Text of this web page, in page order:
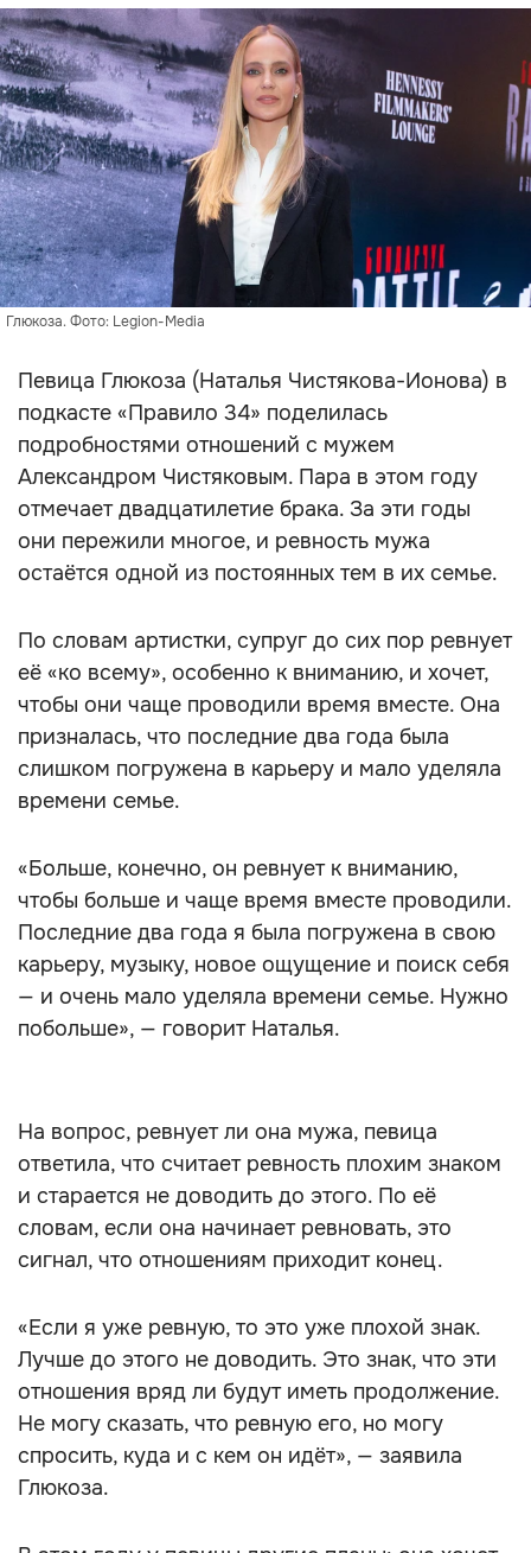
Глюкоза. Фото: Legion-Media
Певица Глюкоза (Наталья Чистякова-Ионова) в
подкасте «Правило 34» поделилась
подробностями отношений с мужем
Александром Чистяковым. Пара в этом году
отмечает двадцатилетие брака. За эти годы
они пережили многое, и ревность мужа
остаётся одной из постоянных тем в их семье.
По словам артистки, супруг до сих пор ревнует
её «ко всему», особенно к вниманию, и хочет,
чтобы они чаще проводили время вместе. Она
призналась, что последние два года была
слишком погружена в карьеру и мало уделяла
времени семье.
«Больше, конечно, он ревнует к вниманию,
чтобы больше и чаще время вместе проводили.
Последние два года я была погружена в свою
карьеру, музыку, новое ощущение и поиск себя
— и очень мало уделяла времени семье. Нужно
побольше», — говорит Наталья.
На вопрос, ревнует ли она мужа, певица
ответила, что считает ревность плохим знаком
и старается не доводить до этого. По её
словам, если она начинает ревновать, это
сигнал, что отношениям приходит конец.
«Если я уже ревную, то это уже плохой знак.
Лучше до этого не доводить. Это знак, что эти
отношения вряд ли будут иметь продолжение.
Не могу сказать, что ревную его, но могу
спросить, куда и с кем он идёт», — заявила
Глюкоза.